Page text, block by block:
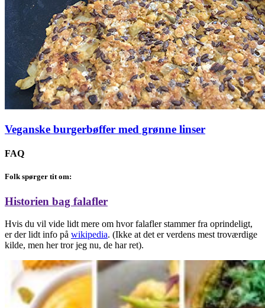
Veganske burgerbøffer med grønne linser
FAQ
Folk spørger tit om:
Historien bag falafler
Hvis du vil vide lidt mere om hvor falafler stammer fra oprindeligt,
er der lidt info på wikipedia. (Ikke at det er verdens mest troværdige
kilde, men her tror jeg nu, de har ret).